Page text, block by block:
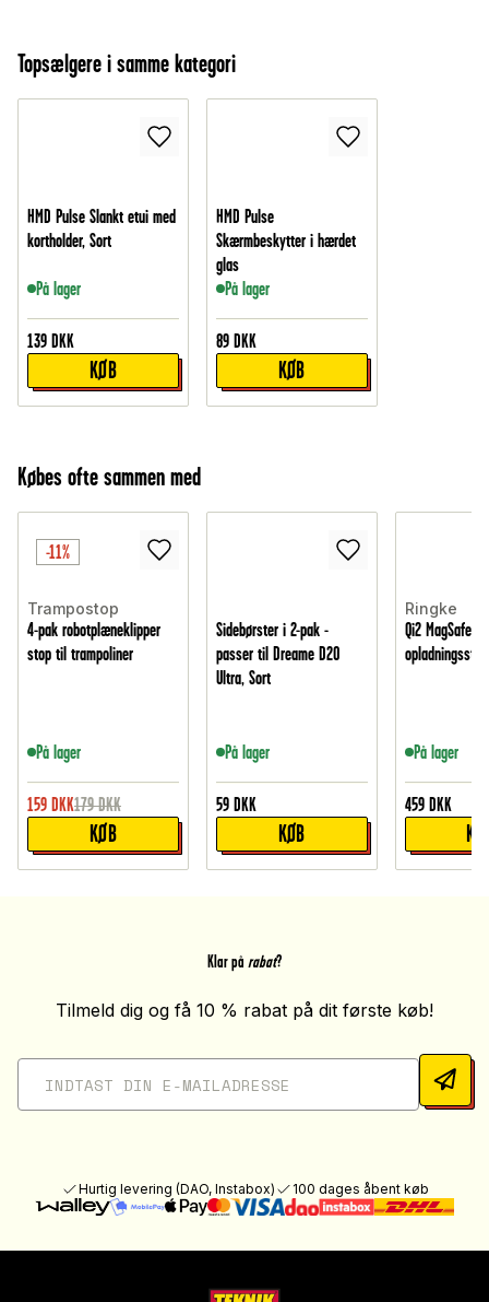
Topsælgere i samme kategori
HMD Pulse Slankt etui med
kortholder, Sort
På lager
139 DKK
KØB
HMD Pulse
Skærmbeskytter i hærdet
glas
På lager
89 DKK
KØB
Købes ofte sammen med
-11%
Trampostop
4-pak robotplæneklipper
stop til trampoliner
På lager
159 DKK179 DKK
KØB
Sidebørster i 2-pak -
passer til Dreame D20
Ultra, Sort
På lager
59 DKK
KØB
Ringke
Qi2 MagSafe
På lager
459 DKK
Klar på rabat?
Tilmeld dig og få 10 % rabat på dit første køb!
Hurtig levering (DAO, Instabox) 100 dages åbent køb